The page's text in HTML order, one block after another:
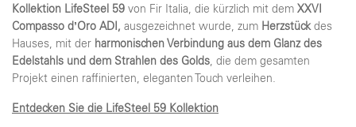
Kollektion LifeSteel 59 von Fir Italia, die kürzlich mit dem XXVI
Compasso d’Oro ADI, ausgezeichnet wurde, zum Herzstückdes
Hauses, mit der harmonischen Verbindung aus dem Glanz des
Edelstahls und dem Strahlen des Golds, die dem gesamten
Projekt einen raffinierten, eleganten Touch verleihen.
Entdecken Sie die LifeSteel 59 Kollektion